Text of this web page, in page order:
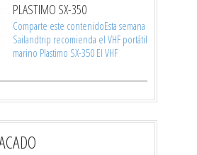
PLASTIMO SX-350
Comparte este contenidoEsta semana
Sailandtrip recomienda el VHF portátil
marino Plastimo SX-350 El VHF